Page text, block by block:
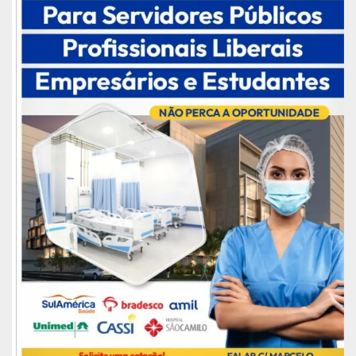
tínhamos de ventiladores, que são essenciais
nesta guerra, eu disponibilizei para que não falte
atendimento por falta de equipamentos de
saúde”, explicou Mandetta.
Um avião da FAB, com carga de 30 respiradores
para a região Norte e Nordeste, está previsto para
sair do aeroporto de Guarulhos neste final de
semana. Os dez novos equipamentos
conquistados por Davi devem ser enviados para o
Centro de Atendimento Intensivo em Macapá.
Publicidade (X)